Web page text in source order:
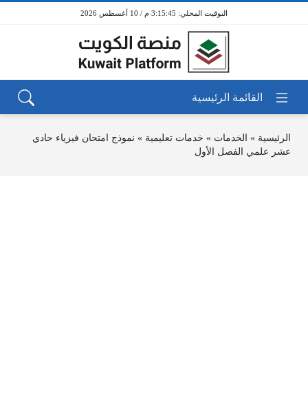
3:15:45 م / 10 أغسطس 2026
الرئيسية » الخدمات » خدمات تعليمية » نموذج امتحان فيزياء حادي
عشر علمي الفصل الأول